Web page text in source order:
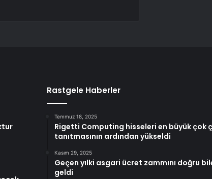
Rastgele Haberler
Temmuz 18, 2025
Rigetti Computing hisseleri en büyük çok
tanıtmasının ardından yükseldi
Kasım 29, 2025
Geçen yılki asgari ücret zammını doğru
geldi